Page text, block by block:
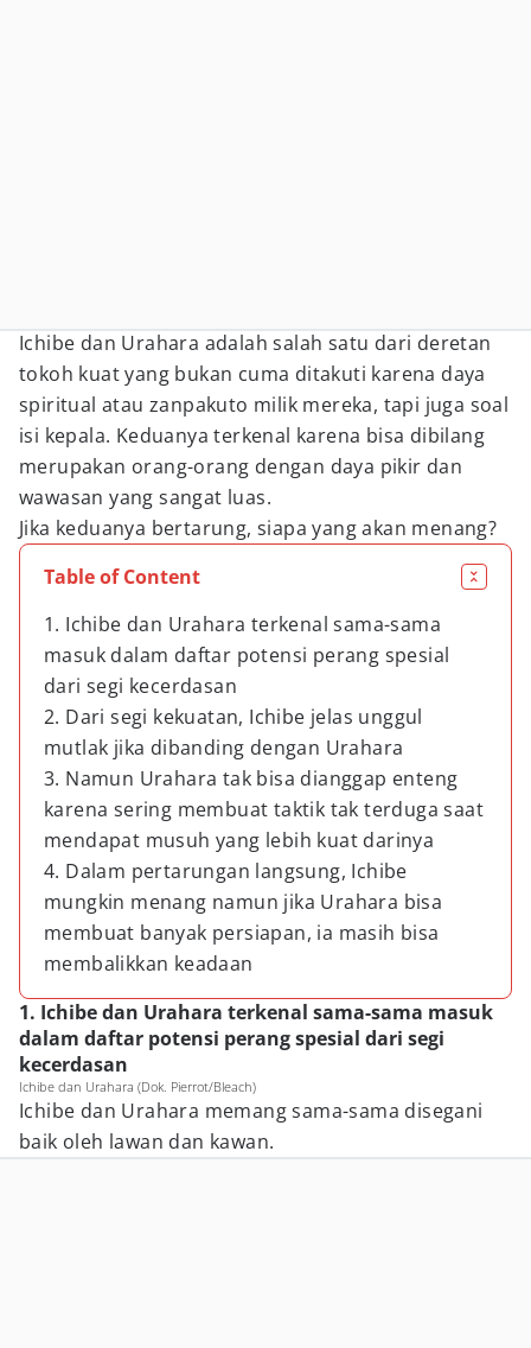
Ichibe dan Urahara adalah salah satu dari deretan
tokoh kuat yang bukan cuma ditakuti karena daya
spiritual atau zanpakuto milik mereka, tapi juga soal
isi kepala. Keduanya terkenal karena bisa dibilang
merupakan orang-orang dengan daya pikir dan
wawasan yang sangat luas.
Jika keduanya bertarung, siapa yang akan menang?
Table of Content
1. Ichibe dan Urahara terkenal sama-sama
masuk dalam daftar potensi perang spesial
dari segi kecerdasan
2. Dari segi kekuatan, Ichibe jelas unggul
mutlak jika dibanding dengan Urahara
3. Namun Urahara tak bisa dianggap enteng
karena sering membuat taktik tak terduga saat
mendapat musuh yang lebih kuat darinya
4. Dalam pertarungan langsung, Ichibe
mungkin menang namun jika Urahara bisa
membuat banyak persiapan, ia masih bisa
membalikkan keadaan
1. Ichibe dan Urahara terkenal sama-sama masuk
dalam daftar potensi perang spesial dari segi
kecerdasan
Ichibe dan Urahara (Dok. Pierrot/Bleach)
Ichibe dan Urahara memang sama-sama disegani
baik oleh lawan dan kawan.